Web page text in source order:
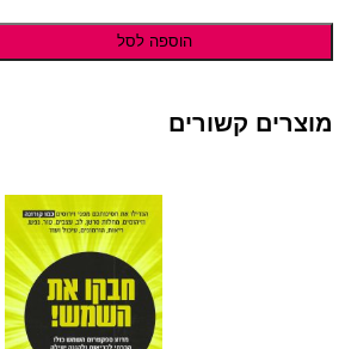
הוספה לסל
מוצרים קשורים